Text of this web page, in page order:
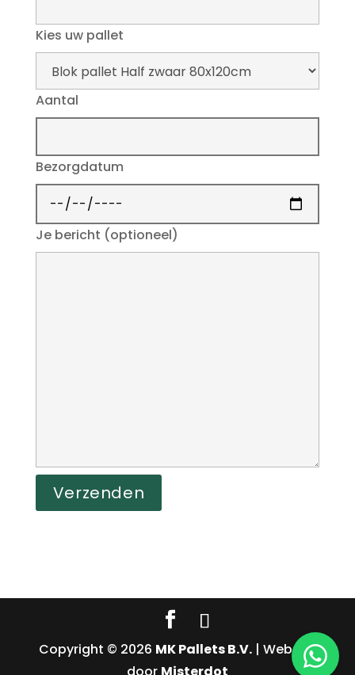
Kies uw pallet
Aantal
Bezorgdatum
Je bericht (optioneel)
Copyright © 2026 MK Pallets B.V.| Website